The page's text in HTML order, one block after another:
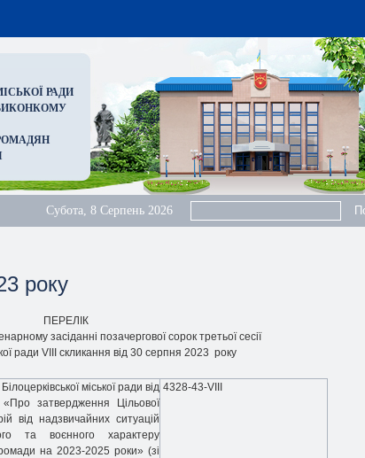
РАДИ
Субота, 8 Серпень 2026
року
ПЕРЕЛІК
засіданні позачергової сорок третьої сесії
ради VIII скликання від 30 серпня 2023 року
міської ради від
затвердження Цільової
від надзвичайних ситуацій
та воєнного характеру
громади на 2023-2025 роки» (зі
4328-43-VIII